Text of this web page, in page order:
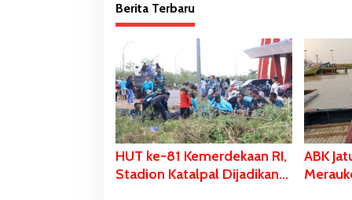
Berita Terbaru
HUT ke-81 Kemerdekaan RI,
Stadion Katalpal Dijadikan
ABK